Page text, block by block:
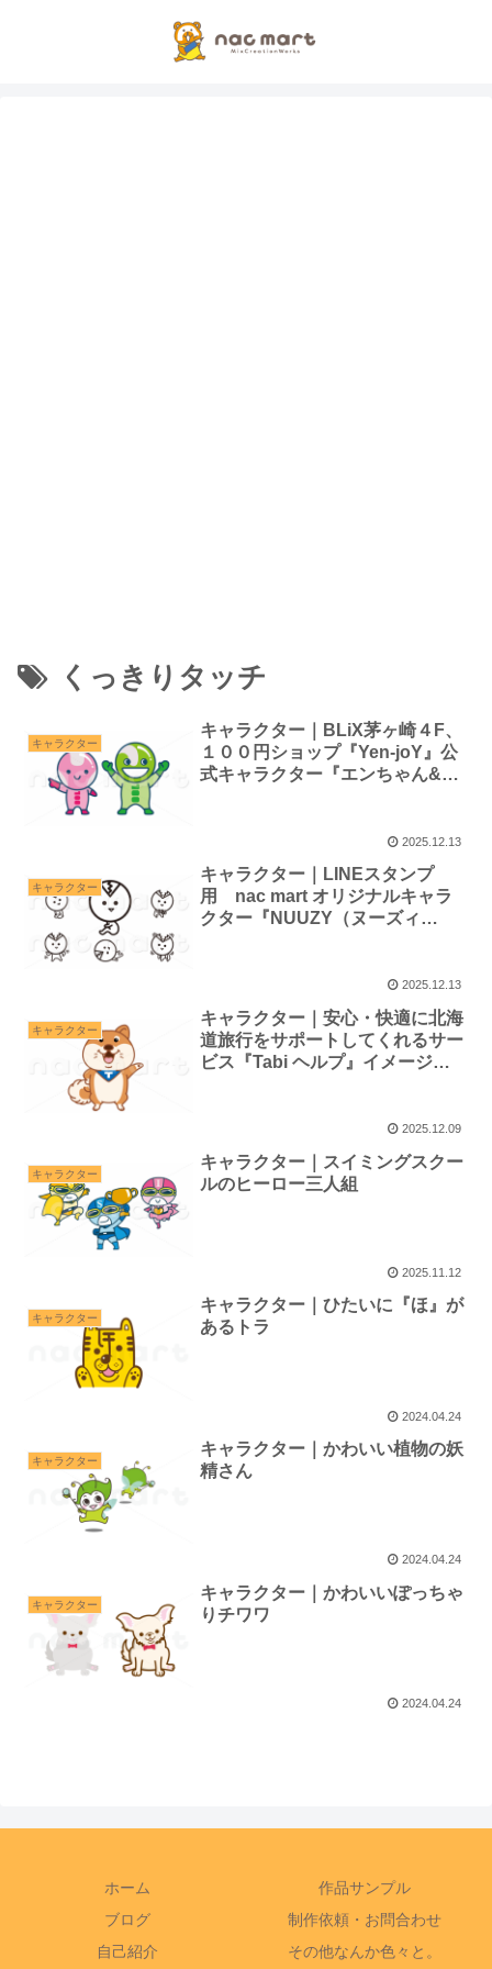
くっきりタッチ
キャラクター
キャラクター｜BLiX茅ヶ崎４F、
１００円ショップ『Yen-joY』公
式キャラクター『エンちゃん&ジ
2025.12.13
キャラクター
キャラクター｜LINEスタンプ
用 nac mart オリジナルキャラ
クター『NUUZY（ヌーズィ
2025.12.13
キャラクター
キャラクター｜安心・快適に北海
道旅行をサポートしてくれるサー
ビス『Tabi ヘルプ』イメージキ
2025.12.09
キャラクター
キャラクター｜スイミングスクー
ルのヒーロー三人組
2025.11.12
キャラクター
キャラクター｜ひたいに『ほ』が
あるトラ
2024.04.24
キャラクター
キャラクター｜かわいい植物の妖
精さん
2024.04.24
キャラクター
キャラクター｜かわいいぽっちゃ
りチワワ
2024.04.24
ホーム
作品サンプル
ブログ
制作依頼・お問合わせ
自己紹介
その他なんか色々と。